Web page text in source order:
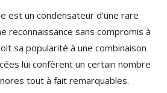
est un condensateur d'une rare
reconnaissance sans compromis à
sa popularité à une combinaison
lui confèrent un certain nombre
tout à fait remarquables.